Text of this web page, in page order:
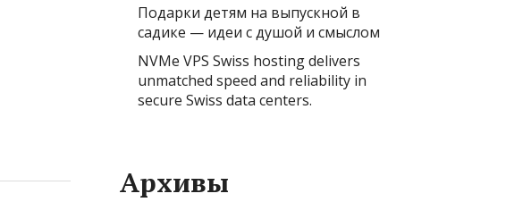
Подарки детям на выпускной в
садике — идеи с душой и смыслом
NVMe VPS Swiss hosting delivers
unmatched speed and reliability in
secure Swiss data centers.
Архивы